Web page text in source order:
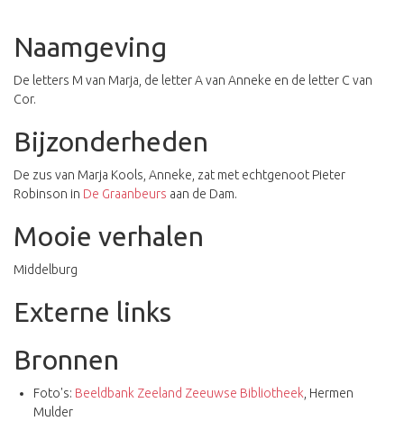
Naamgeving
De letters M van Marja, de letter A van Anneke en de letter C van
Cor.
Bijzonderheden
De zus van Marja Kools, Anneke, zat met echtgenoot Pieter
Robinson in De Graanbeurs aan de Dam.
Mooie verhalen
Middelburg
Externe links
Bronnen
Foto's: Beeldbank Zeeland Zeeuwse Bibliotheek, Hermen
Mulder